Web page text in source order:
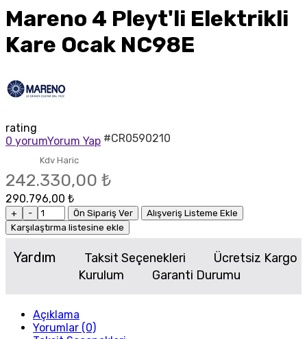
Mareno 4 Pleyt'li Elektrikli
Kare Ocak NC98E
rating
0 yorumYorum Yap #CR0590210
Kdv Haric
242.330,00 ₺
290.796,00 ₺
+ - Ön Sipariş Ver
Alışveriş Listeme Ekle
Karşılaştırma listesine ekle
Yardım Taksit Seçenekleri
Ücretsiz Kargo
Kurulum
Garanti Durumu
Açıklama
Yorumlar (0)